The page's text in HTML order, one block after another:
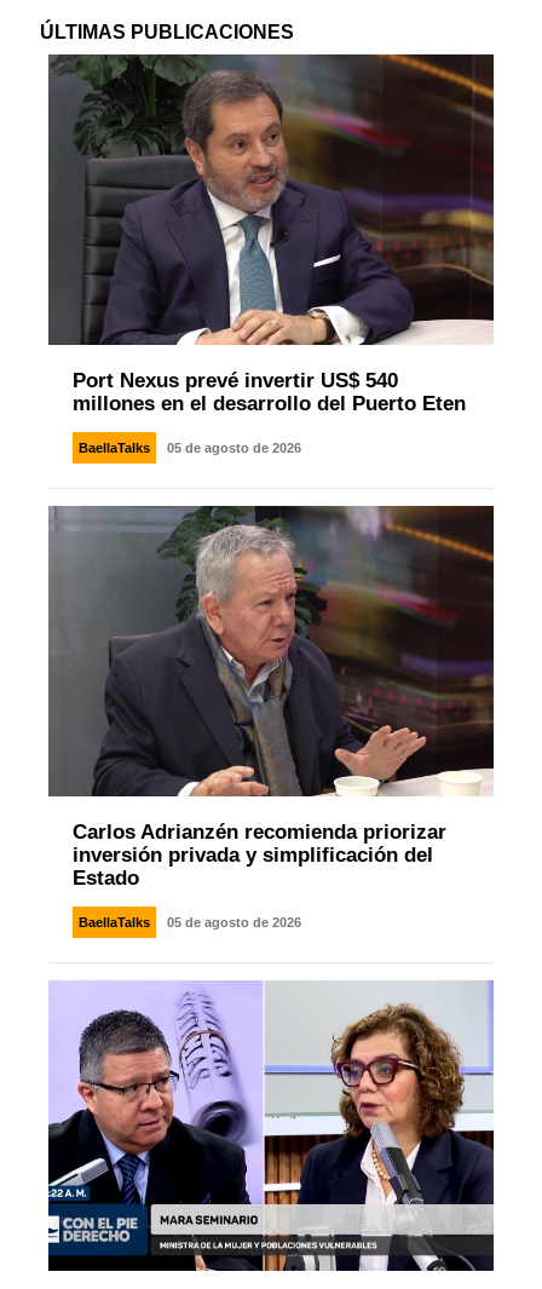
ÚLTIMAS PUBLICACIONES
Port Nexus prevé invertir US$ 540
millones en el desarrollo del Puerto Eten
BaellaTalks 05 de agosto de 2026
Carlos Adrianzén recomienda priorizar
inversión privada y simplificación del
Estado
BaellaTalks 05 de agosto de 2026